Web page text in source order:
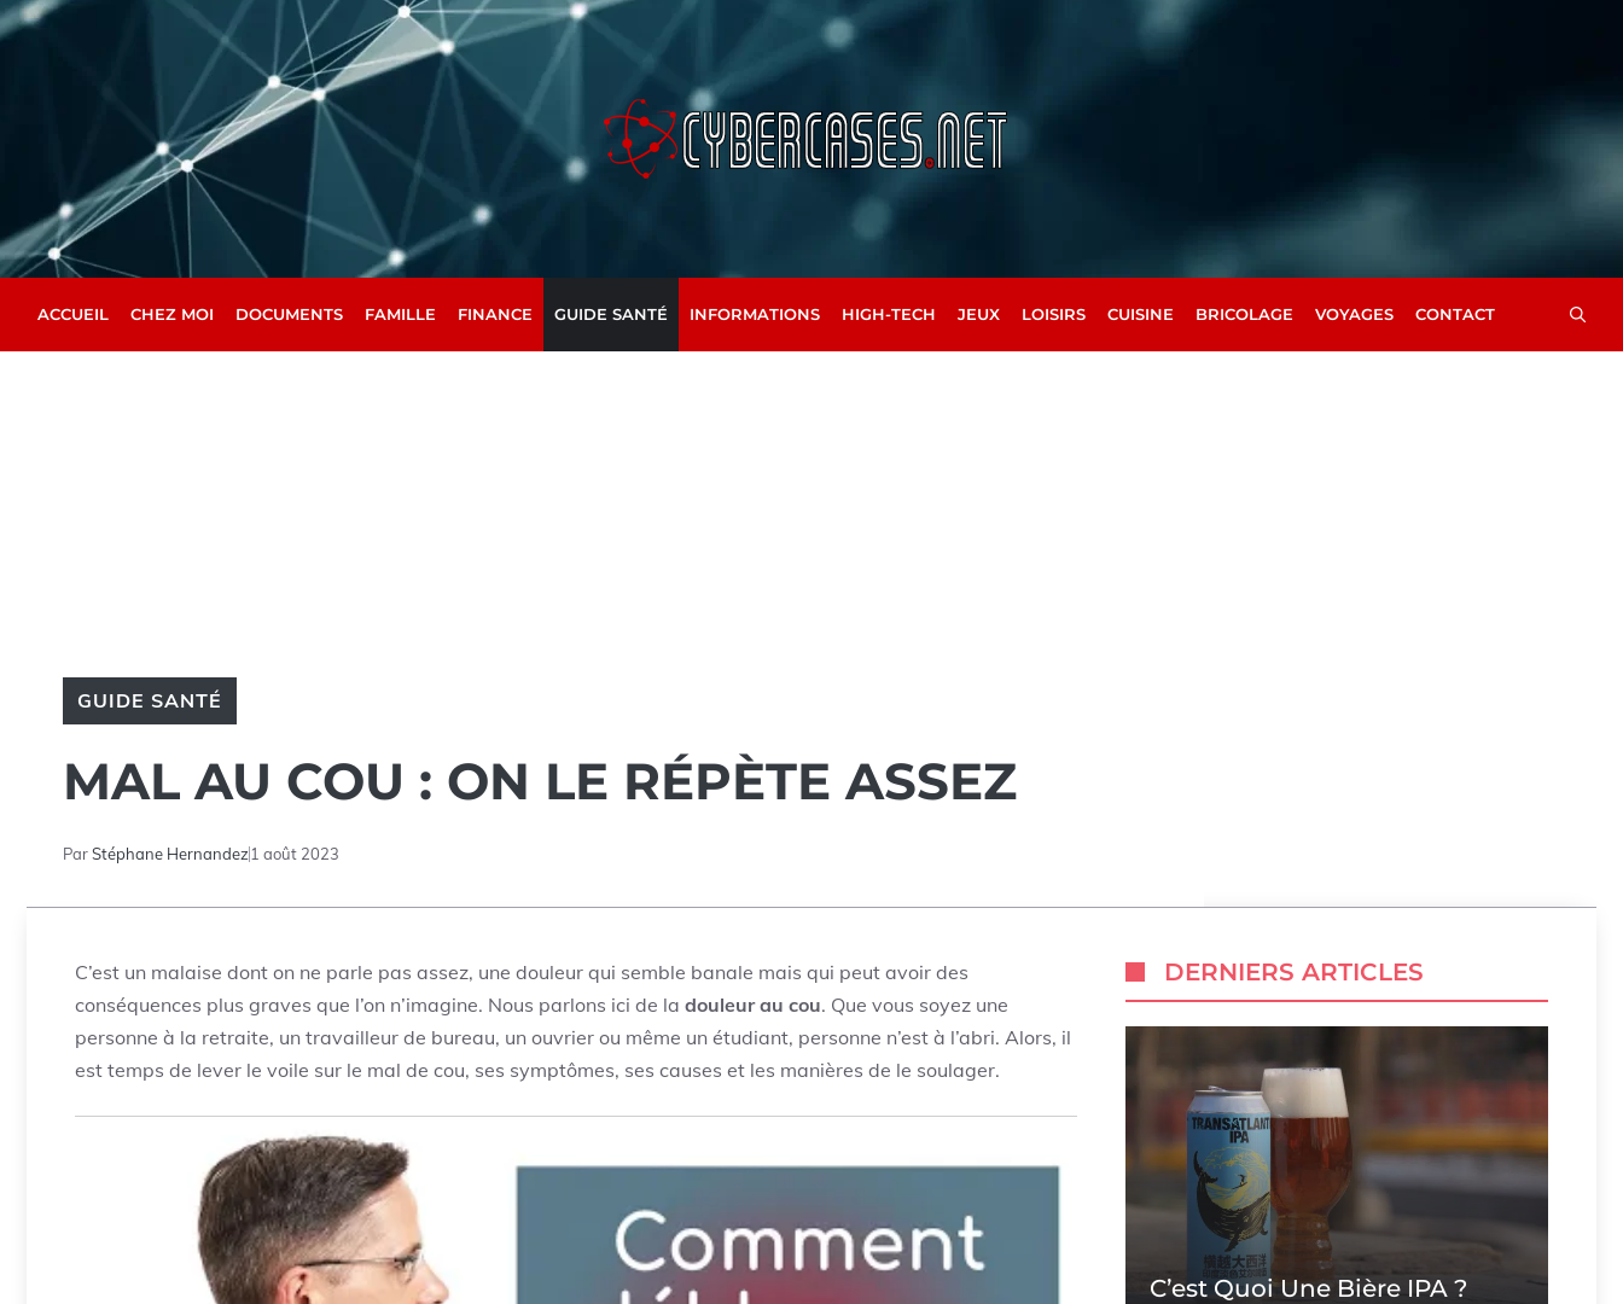
Aller
au
ACCUEIL CHEZ MOI DOCUMENTS FAMILLE FINANCE GUIDE SANTÉ INFORMATIONS HIGH-TECH JEUX LOISIRS CUISINE BRICOLAGE VOYAGES CONTACT
GUIDE SANTÉ
MAL AU COU : ON LE RÉPÈTE ASSEZ
ParStéphane Hernandez 1 août 2023
C’est un malaise dont on ne parle pas assez, une douleur qui semble banale mais qui peut avoir des
conséquences plus graves que l’on n’imagine. Nous parlons ici de la douleur au cou. Que vous soyez une
personne à la retraite, un travailleur de bureau, un ouvrier ou même un étudiant, personne n’est à l’abri. Alors, il
est temps de lever le voile sur le mal de cou, ses symptômes, ses causes et les manières de le soulager.
DERNIERS ARTICLES
C’est Quoi Une Bière IPA ?